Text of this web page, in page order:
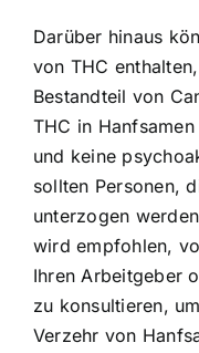
Darüber hinaus
von THC
Bestandteil von
THC in
und keine
sollten Personen,
unterzogen
wird empfohlen,
Ihren Arbeitgeber
zu konsultieren,
Verzehr von